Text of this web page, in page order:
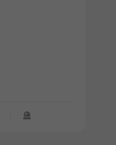
하기신고하기